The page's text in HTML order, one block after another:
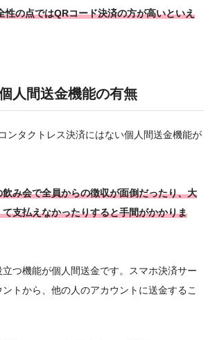
性の点ではQRコード決済の方が高いといえ
人間送金機能の有無
ンタクトレス決済にはない個人間送金機能が
み会で全員からの徴収が面倒だったり、大
支払えなかったりすると手間がかかりま
つ機能が個人間送金です。スマホ決済サー
トから、他の人のアカウントに送金するこ